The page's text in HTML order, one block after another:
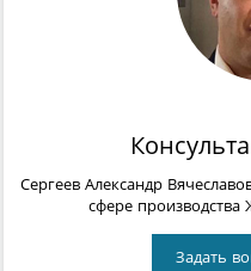
Сергеев Александр
сфере производства
Задать